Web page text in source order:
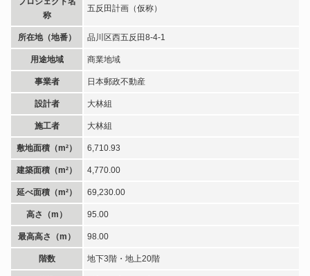
称
五反田計画（仮称）
所在地（地番） 品川区西五反田8-4-1
用途地域 商業地域
事業者 日本郵政不動産
設計者 大林組
施工者 大林組
敷地面積（m²） 6,710.93
建築面積（m²） 4,770.00
延べ面積（m²） 69,230.00
高さ（m） 95.00
最高高さ（m） 98.00
階数 地下3階・地上20階